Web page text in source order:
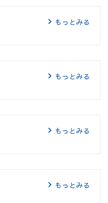
もっとみる
もっとみる
もっとみる
もっとみる